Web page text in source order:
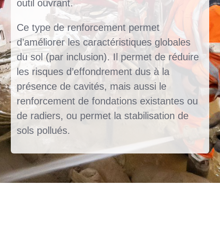
outil ouvrant.
Ce type de renforcement permet
d’améliorer les caractéristiques globales
du sol (par inclusion). Il permet de réduire
les risques d’effondrement dus à la
présence de cavités, mais aussi le
renforcement de fondations existantes ou
de radiers, ou permet la stabilisation de
sols pollués.